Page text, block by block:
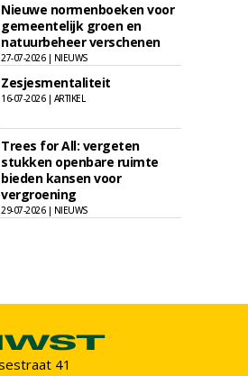
Nieuwe normenboeken voor
gemeentelijk groen en
natuurbeheer verschenen
27-07-2026 | NIEUWS
Zesjesmentaliteit
16-07-2026 | ARTIKEL
Trees for All: vergeten
stukken openbare ruimte
bieden kansen voor
vergroening
29-07-2026 | NIEUWS
41